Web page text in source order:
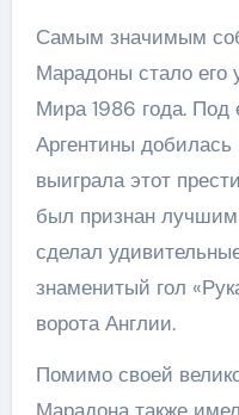
Самым значимым
Марадоны стало его
Мира 1986 года. Под
Аргентины добилась
выиграла этот
был признан
сделал
знаменитый гол
ворота Англии.
Помимо своей
Марадона также